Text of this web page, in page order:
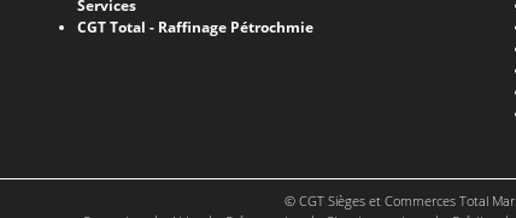
Services
CGT Total - Raffinage Pétrochmie
© CGT Sièges et Commerces Total